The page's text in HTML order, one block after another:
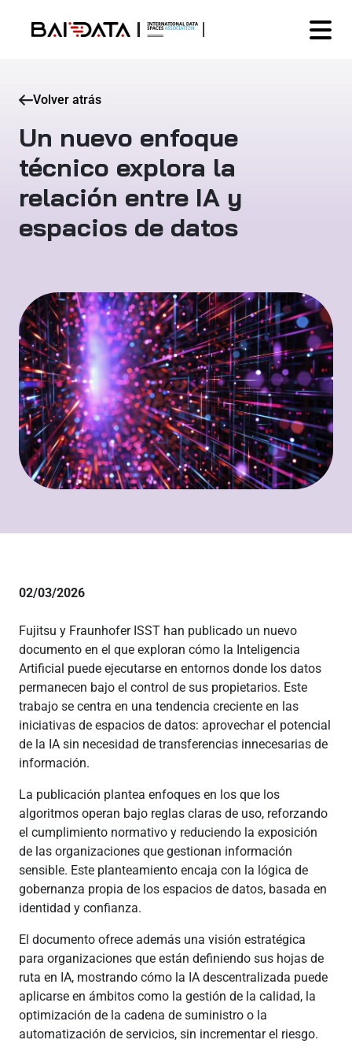
Volver atrás
Un nuevo enfoque
técnico explora la
relación entre IA y
espacios de datos
02/03/2026
Fujitsu y Fraunhofer ISST han publicado un nuevo
documento en el que exploran cómo la Inteligencia
Artificial puede ejecutarse en entornos donde los datos
permanecen bajo el control de sus propietarios. Este
trabajo se centra en una tendencia creciente en las
iniciativas de espacios de datos: aprovechar el potencial
de la IA sin necesidad de transferencias innecesarias de
información.
La publicación plantea enfoques en los que los
algoritmos operan bajo reglas claras de uso, reforzando
el cumplimiento normativo y reduciendo la exposición
de las organizaciones que gestionan información
sensible. Este planteamiento encaja con la lógica de
gobernanza propia de los espacios de datos, basada en
identidad y confianza.
El documento ofrece además una visión estratégica
para organizaciones que están definiendo sus hojas de
ruta en IA, mostrando cómo la IA descentralizada puede
aplicarse en ámbitos como la gestión de la calidad, la
optimización de la cadena de suministro o la
automatización de servicios, sin incrementar el riesgo.